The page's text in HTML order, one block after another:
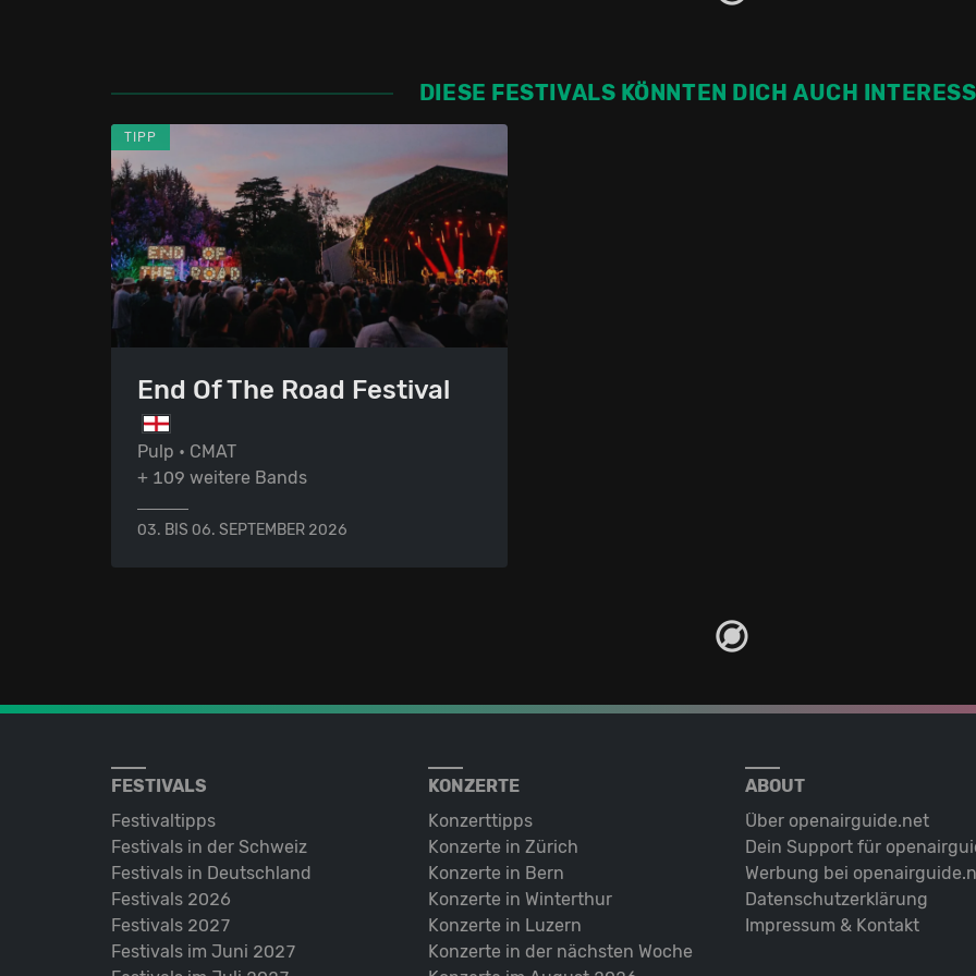
DIESE FESTIVALS KÖNNTEN DICH AUCH
TIPP
End Of The Road Festival
Pulp • CMAT
+ 109 weitere Bands
03. BIS 06. SEPTEMBER 2026
FESTIVALS
Festivaltipps
Festivals in der Schweiz
Festivals in Deutschland
Festivals 2026
Festivals 2027
Festivals im Juni 2027
KONZERTE
Konzerttipps
Konzerte in Zürich
Konzerte in Bern
Konzerte in Winterthur
Konzerte in Luzern
Konzerte in der nächsten Woche
ABOUT
Über openairguide.net
Dein Support für
Werbung bei
Datenschutz­erklärung
Impressum & Kontakt